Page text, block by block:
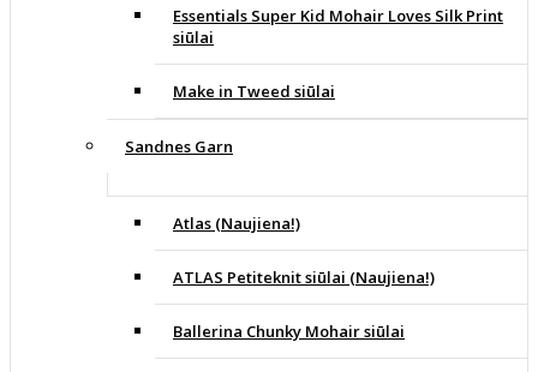
Essentials Super Kid Mohair Loves Silk Print
siūlai
Make in Tweed siūlai
Sandnes Garn
Atlas (Naujiena!)
ATLAS Petiteknit siūlai (Naujiena!)
Ballerina Chunky Mohair siūlai